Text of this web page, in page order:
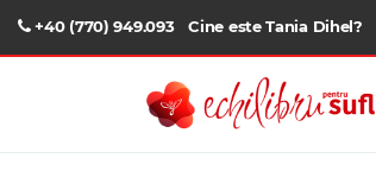
+40 (770) 949.093 Cine este Tania Dihel?